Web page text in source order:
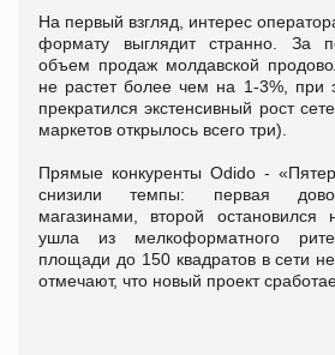
На первый взгляд, интерес
формату выглядит странно. За
объем продаж молдавской
не растет более чем на 1-3%, при
прекратился экстенсивный рост
маркетов открылось всего три).
Прямые конкуренты Odido -
снизили темпы: первая
магазинами, второй остановился
ушла из мелкоформатного
площади до 150 квадратов в сети
отмечают, что новый проект